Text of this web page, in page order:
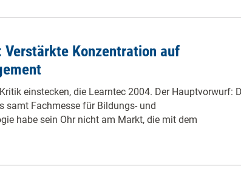
Konzentration auf
einstecken, die Learntec 2004. Der Hauptvorwurf:
samt Fachmesse für Bildungs- und
habe sein Ohr nicht am Markt, die mit dem